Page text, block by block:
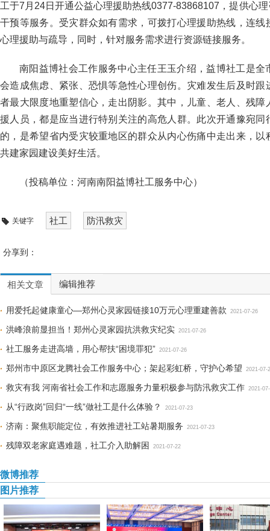
工于7月24日开通公益心理援助热线0377-83868107，提供心
干预等服务。受灾群众如有需求，可拨打心理援助热线，连
心理援助与疏导，同时，针对服务需求进行资源链接服务。
南阳益博社会工作服务中心主任王玉介绍，益博社工是
会造成焦虑、紧张、恐惧等急性心理创伤。灾难发生后及时
者最大限度地重塑信心，走出阴影。其中，儿童、老人、残
援人员，都是应当进行特别关注的高危人群。此次开通豫宛
的，是希望省内受灾较重地区的群众从内心伤痛中走出来，
共建家园建设美好生活。
（投稿单位：河南南阳益博社工服务中心）
关键字 社工 防汛救灾
分享到：
相关文章 编辑推荐
用爱托起健康童心—郑州心灵家园链接10万元心理重建善款 2021-07-26
洪峰浪前显担当！郑州心灵家园抗洪救灾纪实 2021-07-26
社工服务走进高墙，用心帮扶“困境罪犯” 2021-07-26
郑州市中原区龙腾社会工作服务中心；架起彩虹桥，守护心希望 2021-07-
救灾有我 河南省社会工作和志愿服务力量积极参与防汛救灾工作 2021-
从“行政岗”回归“一线”做社工是什么体验？ 2021-07-23
济南：聚焦职能定位，有效推进社工站暑期服务 2021-07-23
残障双老家庭遇难题，社工介入助解困 2021-07-22
微博推荐
图片推荐